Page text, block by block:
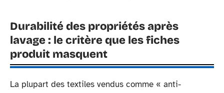
Durabilité des propriétés après
lavage : le critère que les fiches
produit masquent
La plupart des textiles vendus comme « anti-